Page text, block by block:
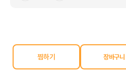
찜하기